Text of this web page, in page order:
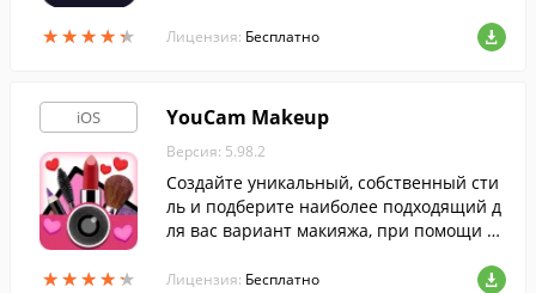
★★★★★
★★★★★ Лицензия: Бесплатно
iOS
★★★★★
★★★★★
YouCam Makeup
Версия: 5.98.2
Создайте уникальный, собственный сти
ль и подберите наиболее подходящий д
ля вас вариант макияжа, при помощи эт
Лицензия: Бесплатно